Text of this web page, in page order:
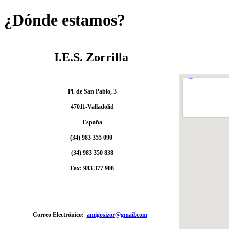
¿Dónde estamos?
I.E.S. Zorrilla
Pl. de San Pablo, 3
47011-Valladolid
España
(34) 983 355 090
(34) 983 350 838
Fax: 983 377 908
Correo Electrónico: amigosizor@gmail.com